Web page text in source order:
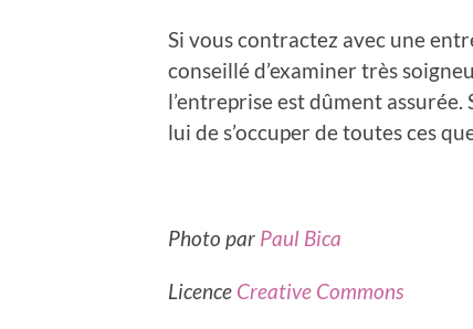
Si vous contractez avec une
conseillé d’examiner très
l’entreprise est dûment assurée.
lui de s’occuper de toutes ces
Photo par Paul Bica
Licence Creative Commons